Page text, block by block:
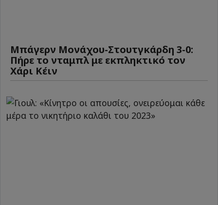
Μπάγερν Μονάχου-Στουτγκάρδη 3-0:
Πήρε το νταμπλ με εκπληκτικό τον
Χάρι Κέιν